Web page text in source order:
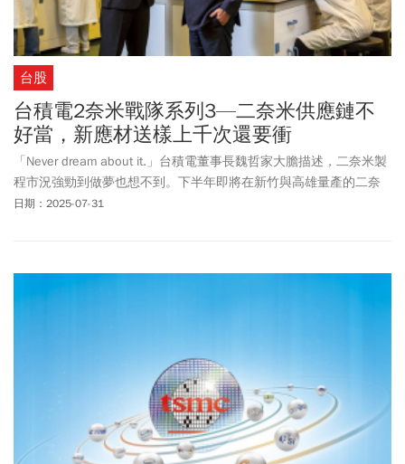
台股
台積電2奈米戰隊系列3—二奈米供應鏈不
好當，新應材送樣上千次還要衝
「Never dream about it.」台積電董事長魏哲家大膽描述，二奈米製
程市況強勁到做夢也想不到。下半年即將在新竹與高雄量產的二奈
米，預計在五年內將驅動全球約73兆元的終端產品價值，不僅揭開
日期：2025-07-31